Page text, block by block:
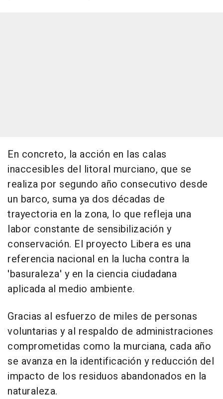
En concreto, la acción en las calas
inaccesibles del litoral murciano, que se
realiza por segundo año consecutivo desde
un barco, suma ya dos décadas de
trayectoria en la zona, lo que refleja una
labor constante de sensibilización y
conservación. El proyecto Libera es una
referencia nacional en la lucha contra la
'basuraleza' y en la ciencia ciudadana
aplicada al medio ambiente.
Gracias al esfuerzo de miles de personas
voluntarias y al respaldo de administraciones
comprometidas como la murciana, cada año
se avanza en la identificación y reducción del
impacto de los residuos abandonados en la
naturaleza.